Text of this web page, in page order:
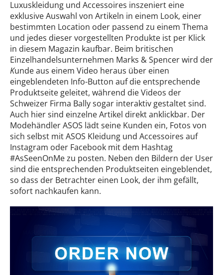
Luxuskleidung und Accessoires inszeniert eine
exklusive Auswahl von Artikeln in einem Look, einer
bestimmten Location oder passend zu einem Thema
und jedes dieser vorgestellten Produkte ist per Klick
in diesem Magazin kaufbar. Beim britischen
Einzelhandelsunternehmen Marks & Spencer wird der
Kunde aus einem Video heraus über einen
eingeblendeten Info-Button auf die entsprechende
Produktseite geleitet, während die Videos der
Schweizer Firma Bally sogar interaktiv gestaltet sind.
Auch hier sind einzelne Artikel direkt anklickbar. Der
Modehändler ASOS lädt seine Kunden ein, Fotos von
sich selbst mit ASOS Kleidung und Accessoires auf
Instagram oder Facebook mit dem Hashtag
#AsSeenOnMe zu posten. Neben den Bildern der User
sind die entsprechenden Produktseiten eingeblendet,
so dass der Betrachter einen Look, der ihm gefällt,
sofort nachkaufen kann.